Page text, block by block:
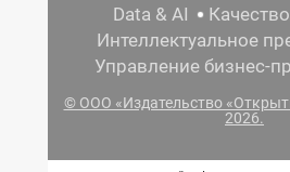
Data & AI
Интеллектуальное
Управление бизнес-
© ООО «Издательство
2026.